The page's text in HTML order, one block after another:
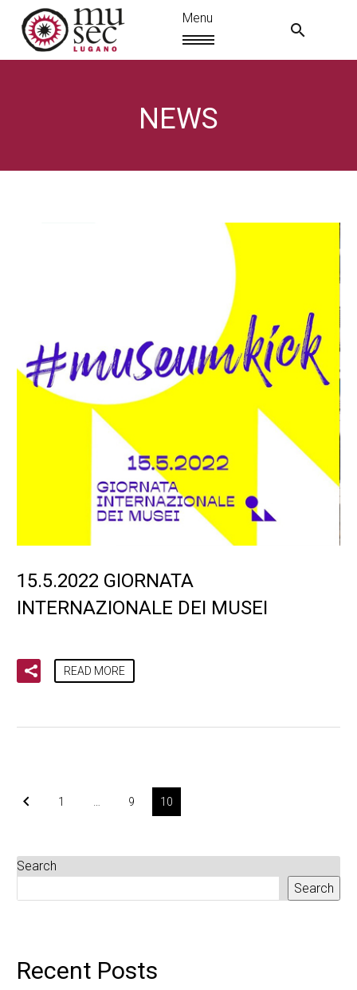
NEWS
15.5.2022 GIORNATA
INTERNAZIONALE DEI MUSEI
READ MORE
1 … 9 10
Search
Search
Recent Posts